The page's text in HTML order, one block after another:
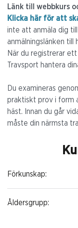
Länk till webbkurs
Klicka här för att
inte att anmäla dig
anmälningslänken till
När du registrerar
Travsport hantera
Du examineras
praktiskt prov i form
häst. Innan du går
måste din närmsta
Förkunskap:
Åldersgrupp: